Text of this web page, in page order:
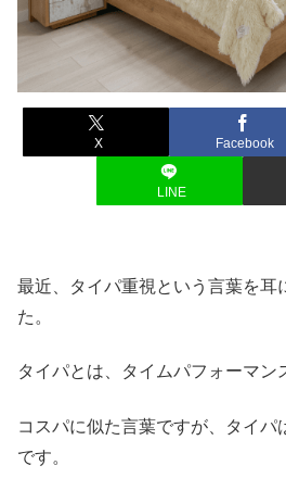
X Facebook
LINE
最近、タイパ重視という言葉を耳
た。
タイパとは、タイムパフォーマン
コスパに似た言葉ですが、タイパ
です。